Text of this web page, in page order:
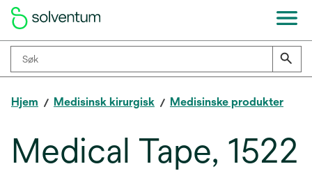
Hjem Medisinsk kirurgisk Medisinske produkter
Medical Tape, 1522